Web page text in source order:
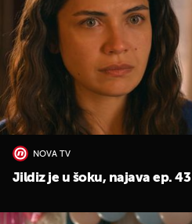
NOVA TV
Jildiz je u šoku, najava ep. 43